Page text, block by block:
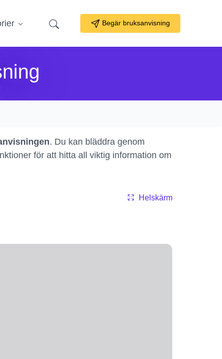
Begär bruksanvisning
. Du kan bläddra genom
för att hitta all viktig information om
Helskärm